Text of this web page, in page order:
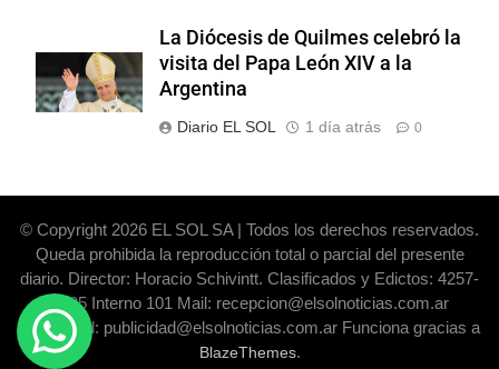
La Diócesis de Quilmes celebró la
visita del Papa León XIV a la
Argentina
Diario EL SOL 1 día atrás 0
© Copyright 2026 EL SOL SA | Todos los derechos reservados.
Queda prohibida la reproducción total o parcial del presente
diario. Director: Horacio Schivintt. Clasificados y Edictos: 4257-
6325 Interno 101 Mail: recepcion@elsolnoticias.com.ar
Publicidad: publicidad@elsolnoticias.com.ar Funciona gracias a
BlazeThemes.